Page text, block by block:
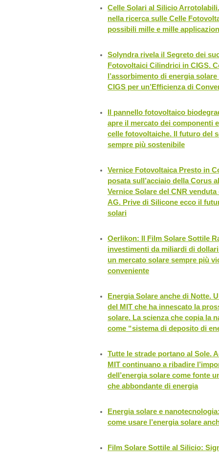
Celle Solari al Silicio
nella ricerca sulle Celle
possibili mille e mille
Solyndra rivela il Segreto dei
Fotovoltaici Cilindrici in CIGS.
l’assorbimento di energia
CIGS per un’Efficienza di
Il pannello fotovoltaico
apre il mercato dei componenti
celle fotovoltaiche. Il futuro del
sempre più sostenibile
Vernice Fotovoltaica Presto in
posata sull’acciaio della Corus
Vernice Solare del CNR
AG. Prive di Silicone ecco il
solari
Oerlikon: Il Film Solare Sottile
investimenti da miliardi di
un mercato solare sempre più
conveniente
Energia Solare anche di Notte.
del MIT che ha innescato la
solare. La scienza che copia la
come “sistema di deposito di
Tutte le strade portano al Sole.
MIT continuano a ribadire
dell’energia solare come fonte
che abbondante di energia
Energia solare e
come usare l’energia solare
Film Solare Sottile al Silicio: